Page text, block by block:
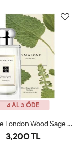
4 AL 3 ÖDE
Jo Malone London Wood Sage & Sea Salt 100ml Bayan Parfüm Orjinal JLT
3,200 TL